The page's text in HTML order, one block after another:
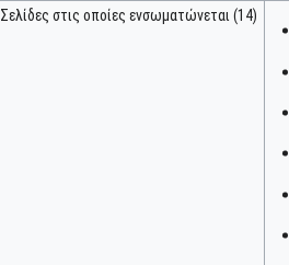
Σελίδες στις οποίες ενσωματώνεται (14)